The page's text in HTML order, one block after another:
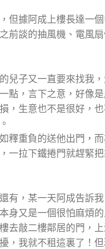
但據阿成上樓長達一
前談的抽風機、電風
兒子又一直要來找我
點，言下之意，好像
，生意也不是很好，
釋重負的送他出門，
一拉下鐵捲門就趕緊
有，某一天阿成告訴
身又是一個很怕麻煩
去敲二樓鄰居的門，
，我就不租這裏了！